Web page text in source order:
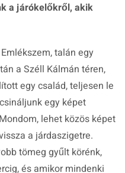
a járókelőkről, akik
talán egy
a Széll Kálmán téren,
egy család, teljesen le
egy képet
lehet közös képet
a járdaszigetre.
tömeg gyűlt körénk,
és amikor mindenki